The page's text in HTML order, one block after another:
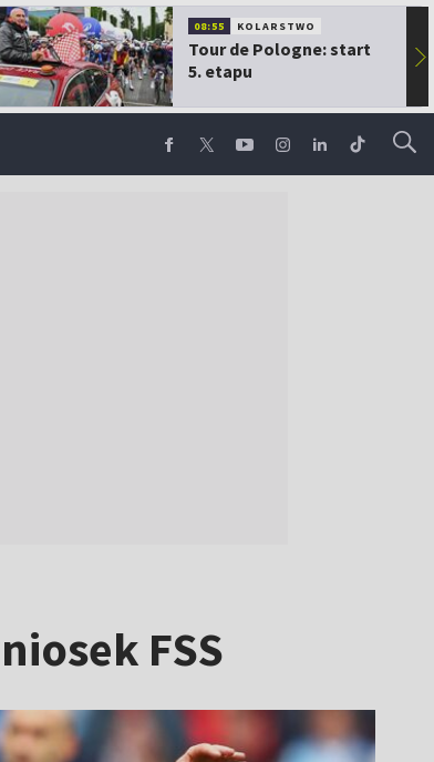
08:55 KOLARSTWO
Tour de Pologne: start
5. etapu
▶
FSS